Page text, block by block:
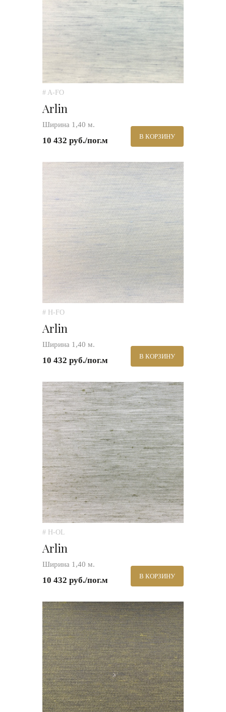
# A-FO
Arlin
Ширина 1,40 м.
10 432 руб./пог.м В КОРЗИНУ
# H-FO
Arlin
Ширина 1,40 м.
10 432 руб./пог.м В КОРЗИНУ
# H-OL
Arlin
Ширина 1,40 м.
10 432 руб./пог.м В КОРЗИНУ